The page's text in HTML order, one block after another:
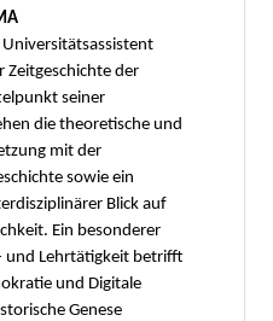
der
seiner
die theoretische und
mit der
sowie ein
Blick auf
Ein besonderer
und Lehrtätigkeit betrifft
und Digitale
Genese